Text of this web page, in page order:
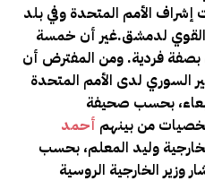
الأمم المتحدة وفي بلد
لدمشق.غير أن خمسة
فردية. ومن المفترض أن
السوري لدى الأمم المتحدة
بحسب صحيفة
من بينهم أحمد
وليد المعلم، بحسب
وزير الخارجية الروسية